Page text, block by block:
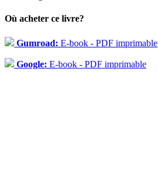
Où acheter ce livre?
Gumroad: E-book - PDF imprimable
Google: E-book - PDF imprimable